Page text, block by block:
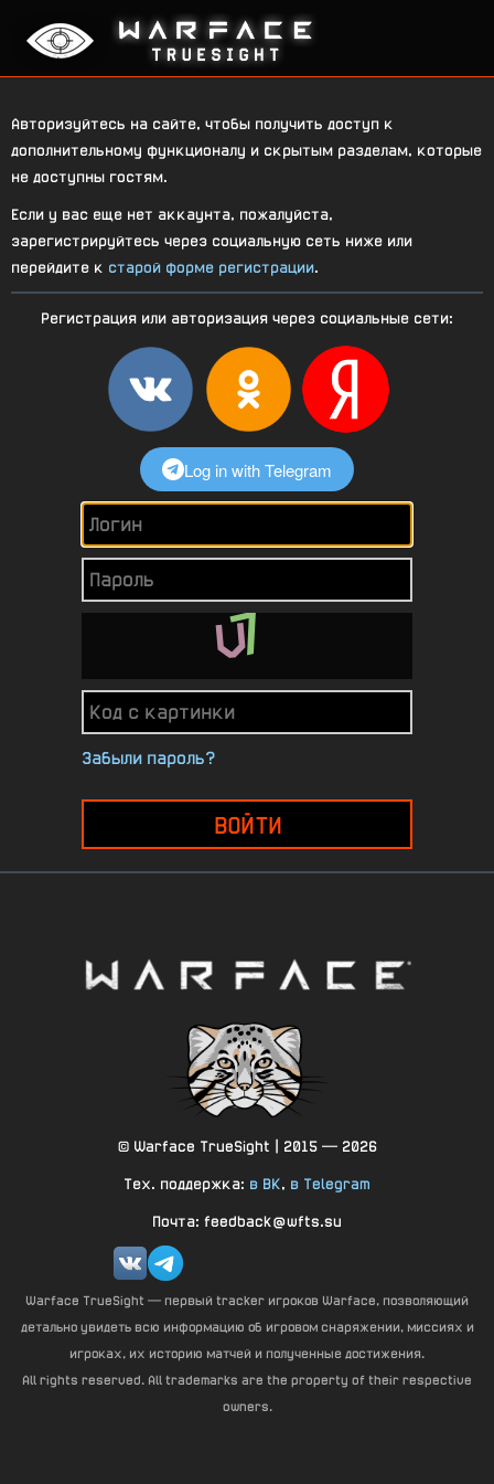
Авторизуйтесь на сайте, чтобы получить доступ к
дополнительному функционалу и скрытым разделам, которые
не доступны гостям.
Если у вас еще нет аккаунта, пожалуйста,
зарегистрируйтесь через социальную сеть ниже или
перейдите к старой форме регистрации.
Регистрация или авторизация через социальные сети:
Log in with Telegram
Забыли пароль?
ВОЙТИ
© Warface TrueSight | 2015 — 2026
Тех. поддержка: в ВК, в Telegram
Почта: feedback@wfts.su
Warface TrueSight — первый tracker игроков Warface, позволяющий
детально увидеть всю информацию об игровом снаряжении, миссиях и
игроках, их историю матчей и полученные достижения.
All rights reserved. All trademarks are the property of their respective
owners.